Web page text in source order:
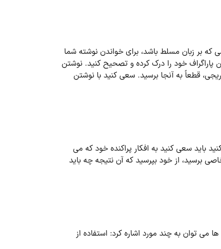
بر زبان مسلط باشد، برای خواندن نوشته شما
پاراگراف خود را درک کرده و تصحیح کنید. نوشتن
قطعاً به آنجا برسید. سعی کنید با نوشتن
باید سعی کنید به افکار پراکنده خود که می
برسید، از خود بپرسید که آن نتیجه چه باید
کسانی که انگلیسی صحبت می کنند در مکالمات خود از contraction ها استفاده می کنند. برای مثال استفاده از contraction ها می توان به چند مورد اشاره کرد: استفاده از